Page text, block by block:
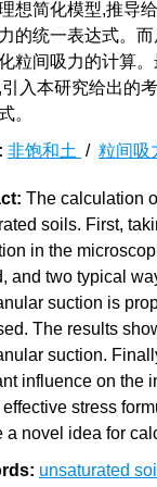
想简化模型,推导
的统一表达式。
粒间吸力的计算
入本研究给出的
。
非饱和土 / 粒间吸
The calculation
soils. First,
in the
and two typical
suction is
The results
suction.
influence on the
stress
a novel idea for
unsaturated